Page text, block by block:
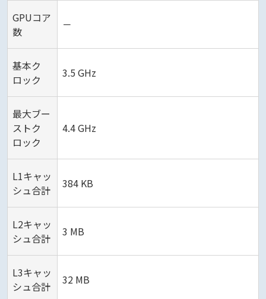
GPUコア
数
－
基本ク
ロック
3.5 GHz
最大ブー
ストク
ロック
4.4 GHz
L1キャッ
シュ合計
384 KB
L2キャッ
シュ合計
3 MB
L3キャッ
シュ合計
32 MB